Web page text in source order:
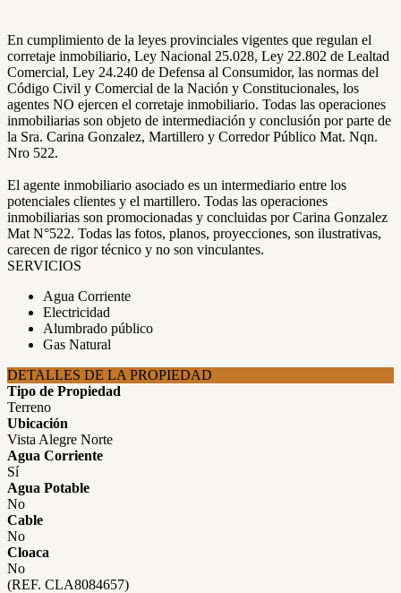
En cumplimiento de la leyes provinciales vigentes que regulan el
corretaje inmobiliario, Ley Nacional 25.028, Ley 22.802 de Lealtad
Comercial, Ley 24.240 de Defensa al Consumidor, las normas del
Código Civil y Comercial de la Nación y Constitucionales, los
agentes NO ejercen el corretaje inmobiliario. Todas las operaciones
inmobiliarias son objeto de intermediación y conclusión por parte de
la Sra. Carina Gonzalez, Martillero y Corredor Público Mat. Nqn.
Nro 522.
El agente inmobiliario asociado es un intermediario entre los
potenciales clientes y el martillero. Todas las operaciones
inmobiliarias son promocionadas y concluidas por Carina Gonzalez
Mat N°522. Todas las fotos, planos, proyecciones, son ilustrativas,
carecen de rigor técnico y no son vinculantes.
SERVICIOS
Agua Corriente
Electricidad
Alumbrado público
Gas Natural
DETALLES DE LA PROPIEDAD
Tipo de Propiedad
Terreno
Ubicación
Vista Alegre Norte
Agua Corriente
Sí
Agua Potable
No
Cable
No
Cloaca
No
(REF. CLA8084657)